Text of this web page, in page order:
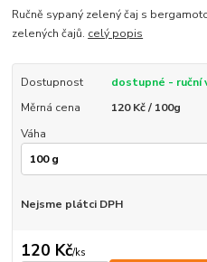
Ručně sypaný zelený čaj s
zelených čajů. celý popis
Dostupnost
dostupné - ruční
Měrná cena
120 Kč / 100g
Váha
Nejsme plátci DPH
120 Kč/ks